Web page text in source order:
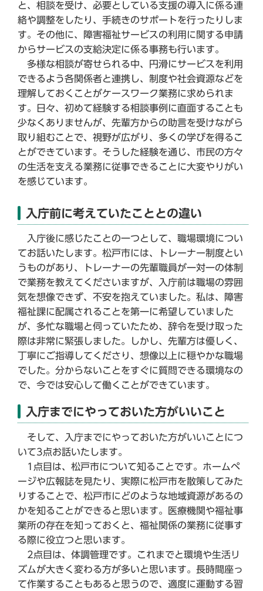
と、相談を受け、必要としている支援の導入に係る連
絡や調整をしたり、手続きのサポートを行ったりしま
す。その他に、障害福祉サービスの利用に関する申請
からサービスの支給決定に係る事務も行います。
多様な相談が寄せられる中、円滑にサービスを利用
できるよう各関係者と連携し、制度や社会資源などを
理解しておくことがケースワーク業務に求められま
す。日々、初めて経験する相談事例に直面することも
少なくありませんが、先輩方からの助言を受けながら
取り組むことで、視野が広がり、多くの学びを得るこ
とができています。そうした経験を通じ、市民の方々
の生活を支える業務に従事できることに大変やりがい
を感じています。
入庁前に考えていたこととの違い
入庁後に感じたことの一つとして、職場環境につい
てお話いたします。松戸市には、トレーナー制度とい
うものがあり、トレーナーの先輩職員が一対一の体制
で業務を教えてくださいますが、入庁前は職場の雰囲
気を想像できず、不安を抱えていました。私は、障害
福祉課に配属されることを第一に希望していました
が、多忙な職場と伺っていたため、辞令を受け取った
際は非常に緊張しました。しかし、先輩方は優しく、
丁寧にご指導してくださり、想像以上に穏やかな職場
でした。分からないことをすぐに質問できる環境なの
で、今では安心して働くことができています。
入庁までにやっておいた方がいいこと
そして、入庁までにやっておいた方がいいことにつ
いて3点お話いたします。
1点目は、松戸市について知ることです。ホームペ
ージや広報誌を見たり、実際に松戸市を散策してみた
りすることで、松戸市にどのような地域資源があるの
かを知ることができると思います。医療機関や福祉事
業所の存在を知っておくと、福祉関係の業務に従事す
る際に役立つと思います。
2点目は、体調管理です。これまでと環境や生活リ
ズムが大きく変わる方が多いと思います。長時間座っ
て作業することもあると思うので、適度に運動する習